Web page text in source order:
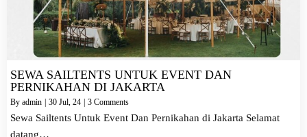
SEWA SAILTENTS UNTUK EVENT DAN
PERNIKAHAN DI JAKARTA
By admin 30 Jul, 24 3 Comments
Sewa Sailtents Untuk Event Dan Pernikahan di Jakarta Selamat
datang…